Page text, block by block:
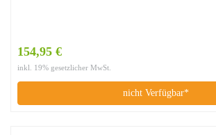
154,95 €
inkl. 19% gesetzlicher MwSt.
nicht Verfügbar*